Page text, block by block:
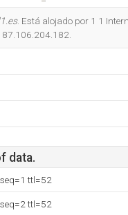
. Está alojado por 1 1
data.
ttl=52
ttl=52